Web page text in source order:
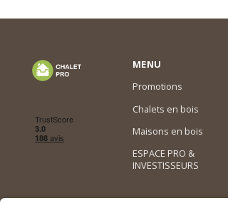
MENU
Promotions
Chalets en bois
Maisons en bois
ESPACE PRO &
INVESTISSEURS